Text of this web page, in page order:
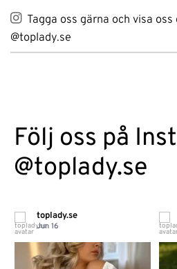
Tagga oss gärna och visa
@toplady.se
Följ oss på
@toplady.se
toplady.se
Jun 16